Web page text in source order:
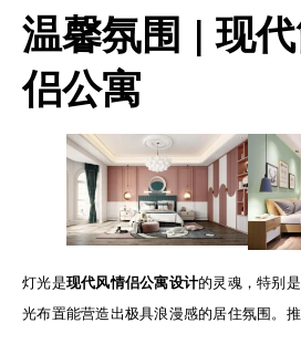
温馨氛围 |现
侣公寓
灯光是现代风情侣公寓设计的灵魂，特别
光布置能营造出极具浪漫感的居住氛围。推